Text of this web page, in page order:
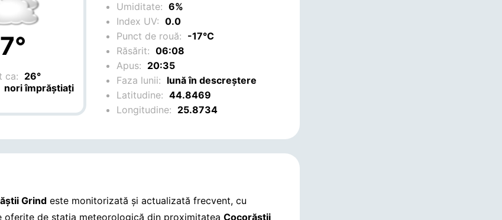
ca: 26°
nori împrăștiați
Umiditate: 6%
Index UV: 0.0
Punct de rouă: -17°C
Răsărit: 06:08
Apus: 20:35
Faza lunii: lună în descreștere
Latitudine: 44.8469
Longitudine: 25.8734
Grind este monitorizată și actualizată frecvent, cu
oferite de stația meteorologică din proximitateaCocorăştii